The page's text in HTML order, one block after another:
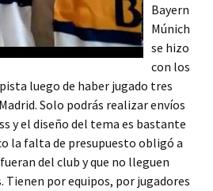
Bayern
Múnich
se hizo
con los
luego de haber jugado tres
Solo podrás realizar envíos
y el diseño del tema es bastante
la falta de presupuesto obligó a
del club y que no lleguen
Tienen por equipos, por jugadores